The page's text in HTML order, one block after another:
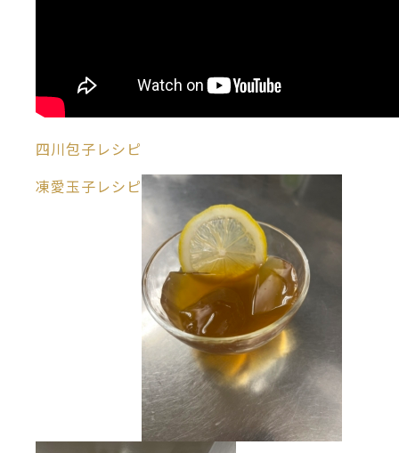
四川包子レシピ
凍愛玉子レシピ